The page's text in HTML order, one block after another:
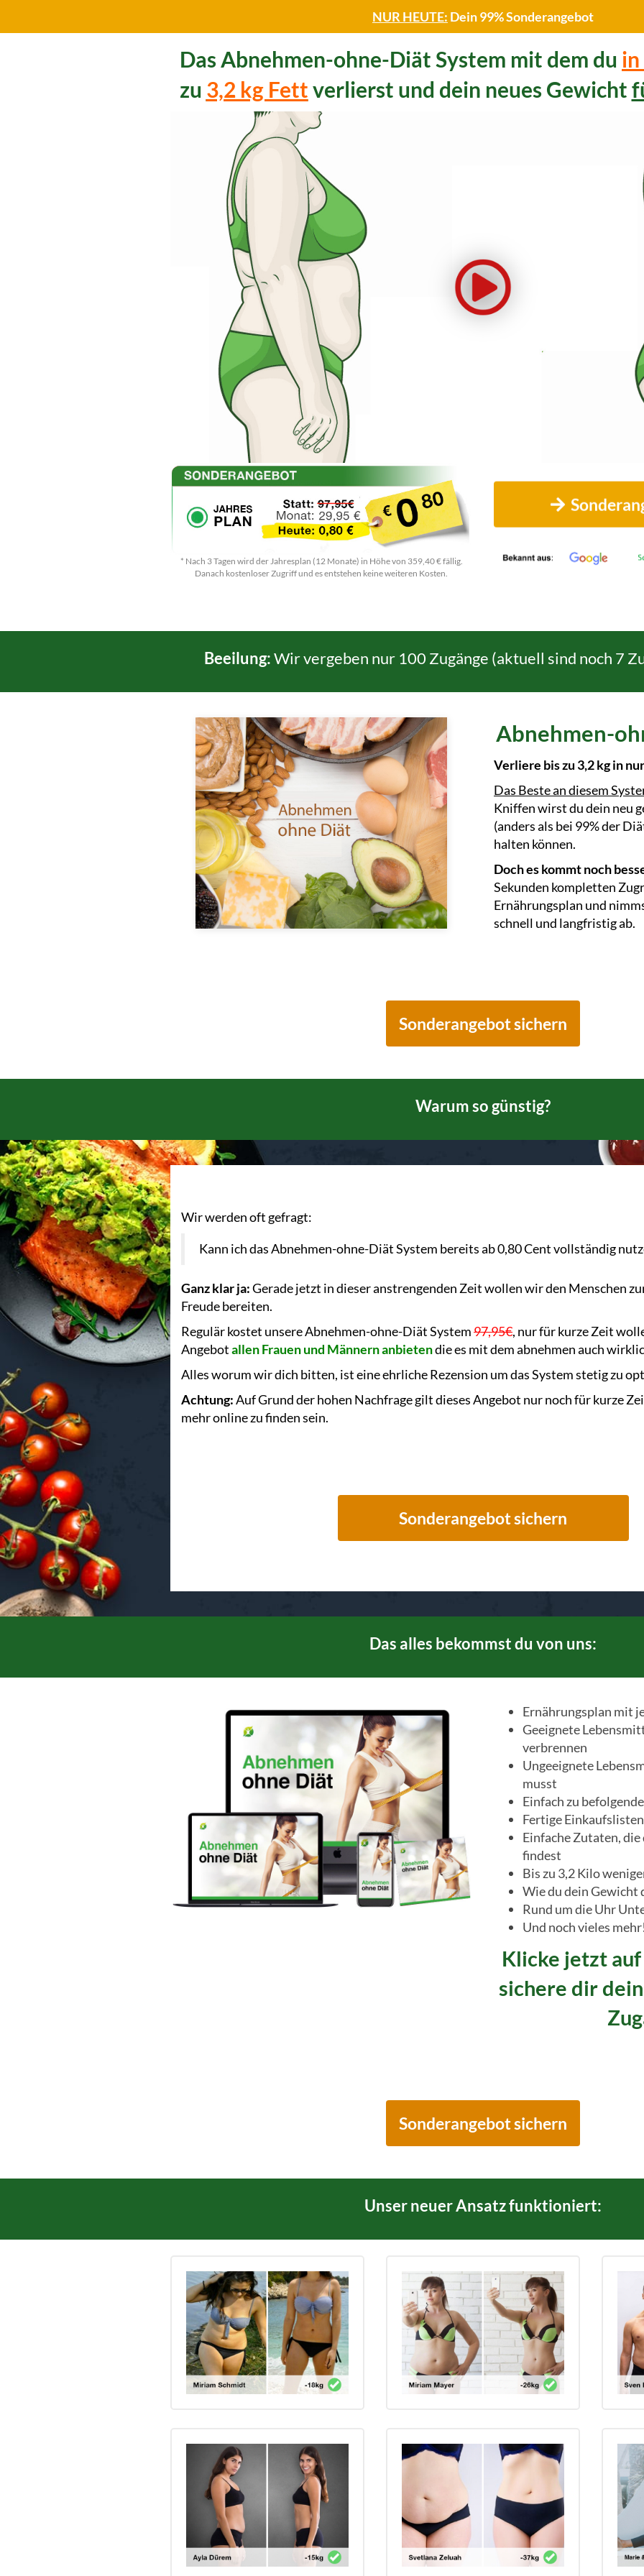
NUR HEUTE: Dein 99% Sonderangebot
Das Abnehmen-ohne-Diät System mit dem du in
zu 3,2 kg Fettverlierst und dein neues Gewicht
* Nach 3 Tagen wird der Jahresplan (12 Monate) in Höhe von 359,40 € fällig.
Danach kostenloser Zugriff und es entstehen keine weiteren Kosten.
Beeilung:Wir vergeben nur 100 Zugänge (aktuell sind noch 7
Abnehmen-
Verliere bis zu 3,2 kg in
Das Beste an diesem
Kniffen wirst du dein neu
(anders als bei 99% der
halten können.
Doch es kommt noch
Sekunden kompletten
Ernährungsplan und
schnell und langfristig ab.
Sonderangebot sichern
Warum so günstig?
Wir werden oft gefragt:
Kann ich das Abnehmen-ohne-Diät System bereits ab 0,80 Cent vollständig
Ganz klar ja:Gerade jetzt in dieser anstrengenden Zeit wollen wir den Menschen
Freude bereiten.
Regulär kostet unsere Abnehmen-ohne-Diät System97,95€, nur für kurze Zeit
Angebotallen Frauen und Männern anbietendie es mit dem abnehmen auch
Alles worum wir dich bitten, ist eine ehrliche Rezension um das System stetig zu
Achtung:Auf Grund der hohen Nachfrage gilt dieses Angebot nur noch für kurze
mehr online zu finden sein.
Sonderangebot sichern
Das alles bekommst du von uns:
Ernährungsplan mit
Geeignete
verbrennen
Ungeeignete
musst
Einfach zu
Fertige Einkaufslisten
Einfache Zutaten,
findest
Bis zu 3,2 Kilo
Wie du dein Gewicht
Rund um die Uhr
Und noch vieles
Klicke jetzt
sichere dir
Sonderangebot sichern
Unser neuer Ansatz funktioniert: